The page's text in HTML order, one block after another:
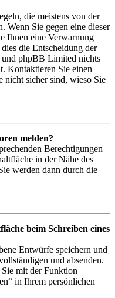
die meistens von der
Wenn Sie gegen eine dieser
Ihnen eine Verwarnung
die Entscheidung der
und phpBB Limited nichts
Kontaktieren Sie einen
nicht sicher sind, wieso Sie
melden?
Berechtigungen
in der Nähe des
werden dann durch die
beim Schreiben eines
Entwürfe speichern und
und absenden.
mit der Funktion
in Ihrem persönlichen